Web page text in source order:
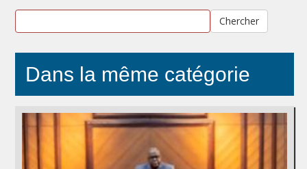
Chercher
Dans la même catégorie